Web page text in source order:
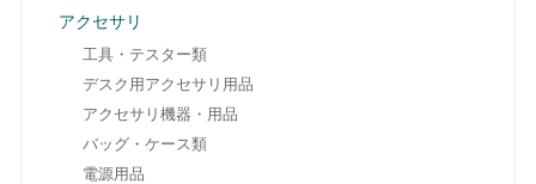
アクセサリ
工具・テスター類
デスク用アクセサリ用品
アクセサリ機器・用品
バッグ・ケース類
電源用品